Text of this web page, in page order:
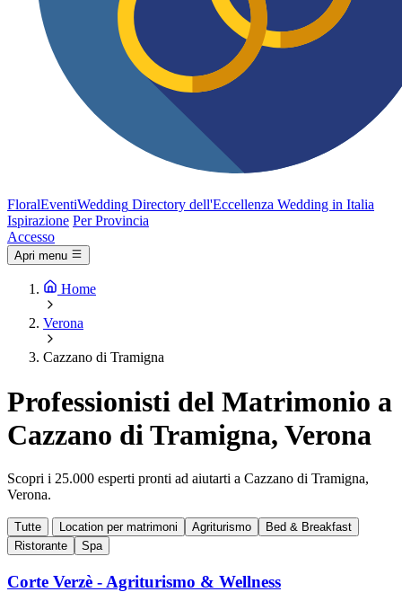
FloralEventiWedding Directory dell'Eccellenza Wedding in Italia
Ispirazione Per Provincia
Accesso
Apri menu
Home
Verona
Cazzano di Tramigna
Professionisti del Matrimonio a
Cazzano di Tramigna, Verona
Scopri i 25.000 esperti pronti ad aiutarti a Cazzano di Tramigna,
Verona.
Tutte Location per matrimoni Agriturismo
Bed & Breakfast
Ristorante
Spa
Corte Verzè - Agriturismo & Wellness